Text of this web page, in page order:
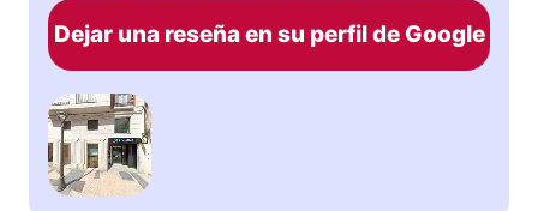
Dejar una reseña en su perfil de Google